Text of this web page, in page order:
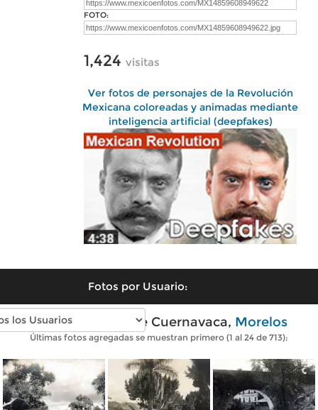
FOTO:
1,424 visitas
Ver fotos de personajes de la Revolución
Mexicana coloreadas y animadas mediante
inteligencia artificial (deepfakes)
Fotos por Usuario:
Fotos antiguas de Cuernavaca, Morelos
Últimas fotos agregadas se muestran primero (1 al 24 de 713):